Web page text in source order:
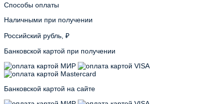
Способы оплаты
Наличными при получении
Российский рубль, ₽
Банковской картой при получении
Банковской картой на сайте